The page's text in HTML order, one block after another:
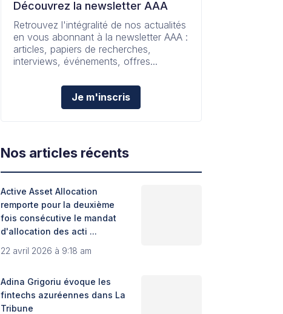
Découvrez la newsletter AAA
Retrouvez l'intégralité de nos actualités
en vous abonnant à la newsletter AAA :
articles, papiers de recherches,
interviews, événements, offres...
Je m'inscris
Nos articles récents
Active Asset Allocation
remporte pour la deuxième
fois consécutive le mandat
d'allocation des acti ...
22 avril 2026 à 9:18 am
Adina Grigoriu évoque les
fintechs azuréennes dans La
Tribune